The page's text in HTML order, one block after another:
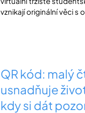
vznikají originální věci s
QR kód: malý
usnadňuje
kdy si dát